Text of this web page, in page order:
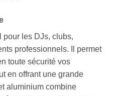
pour les DJs, clubs,
professionnels. Il permet
toute sécurité vos
en offrant une grande
aluminium combine